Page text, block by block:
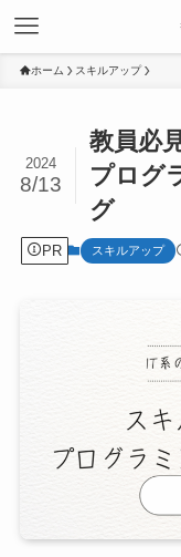
ホーム スキルアップ
教員必
プログ
グ
2024
8/13
PR スキルアップ